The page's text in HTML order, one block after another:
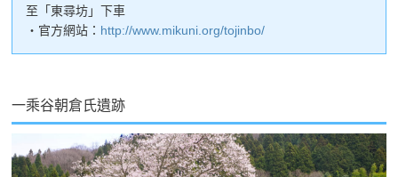
至「東尋坊」下車
・官方網站： http://www.mikuni.org/tojinbo/
一乘谷朝倉氏遺跡